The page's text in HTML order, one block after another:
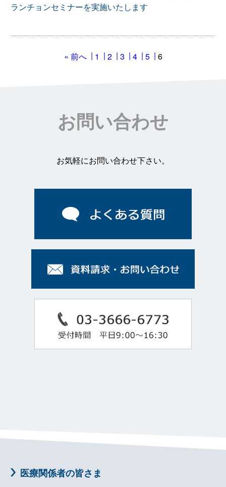
ランチョンセミナーを実施いたします
« 前へ 1 2 3 4 5 6
お問い合わせ
お気軽にお問い合わせ下さい。
医療関係者の皆さま